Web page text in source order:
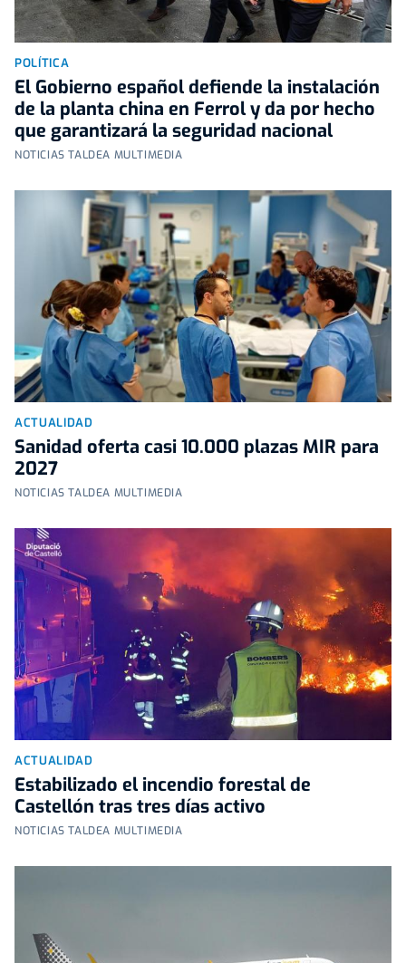
POLÍTICA
El Gobierno español defiende la instalación
de la planta china en Ferrol y da por hecho
que garantizará la seguridad nacional
NOTICIAS TALDEA MULTIMEDIA
ACTUALIDAD
Sanidad oferta casi 10.000 plazas MIR para
2027
NOTICIAS TALDEA MULTIMEDIA
ACTUALIDAD
Estabilizado el incendio forestal de
Castellón tras tres días activo
NOTICIAS TALDEA MULTIMEDIA